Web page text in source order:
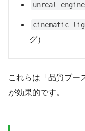
unreal engine
cinematic
グ）
これらは「品質ブー
が効果的です。